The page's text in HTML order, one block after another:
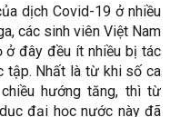
dịch Covid-19 ở nhiều
các sinh viên Việt Nam
đây đều ít nhiều bị tác
tập. Nhất là từ khi số ca
hướng tăng, thì từ
đại học nước này đã